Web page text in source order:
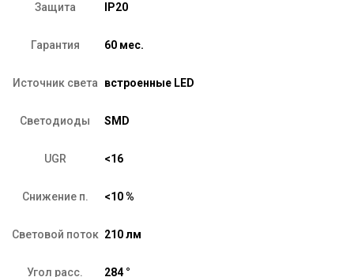
Защита IP20
Гарантия 60 мес.
Источник света встроенные LED
Светодиоды SMD
UGR <16
Снижение п. <10 %
Световой поток 210 лм
Угол расс. 284 °